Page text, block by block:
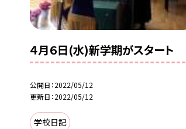
４月６日(水)新学期がスタート
公開日 2022/05/12
更新日 2022/05/12
学校日記